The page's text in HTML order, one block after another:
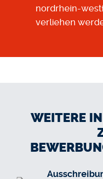
nordrhein-
verliehen
WEITERE